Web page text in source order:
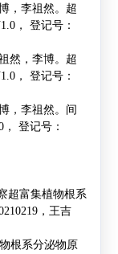
，李祖然。超
，
登记号：
然，李博。超
，
登记号：
，李祖然。间
，
登记号：
超富集植物根系
， 王吉
根系分泌物原